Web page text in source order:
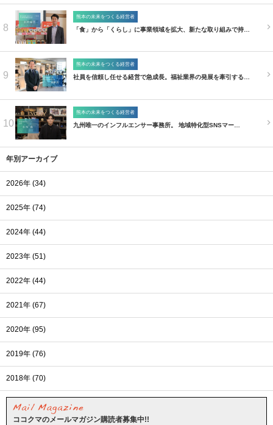
8
熊本の未来をつくる経営者
「食」から「くらし」に事業領域を拡大、新たな取り組みで持…
9
熊本の未来をつくる経営者
社員を信頼し任せる経営で急成長。福祉業界の発展を牽引する…
10
熊本の未来をつくる経営者
九州唯一のインフルエンサー事務所。 地域特化型SNSマー…
年別アーカイブ
2026年 (34)
2025年 (74)
2024年 (44)
2023年 (51)
2022年 (44)
2021年 (67)
2020年 (95)
2019年 (76)
2018年 (70)
ココクマのメールマガジン購読者募集中!!